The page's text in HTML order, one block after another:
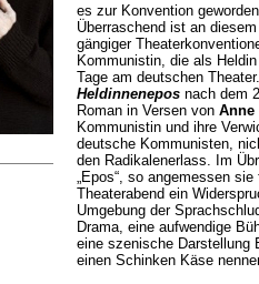
es zur Konvention
Überraschend ist an
gängiger
Kommunistin, die als
Tage am deutschen
Heldinneneposnach dem
Roman in Versen von Anne
Kommunistin und ihre
deutsche Kommunisten,
den Radikalenerlass. Im
„Epos“, so angemessen
Theaterabend ein
Umgebung der
Drama, eine aufwendige
eine szenische Darstellung
einen Schinken Käse